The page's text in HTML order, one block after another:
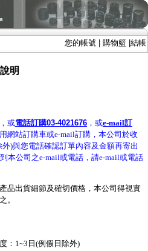
您的帳號 購物籃 結帳
騎樓、室內外)
紅外線照射
明
，或電話訂購03-4021676 ，或e-mail訂
網站訂購車或e-mail訂購，本公司於收
)與您電話確認訂單內容及金額再寄出
本公司之e-mail或電話，請e-mail或電話
品出貨細節及確切價格，本公司得視實
。
：1~3日(例假日除外)